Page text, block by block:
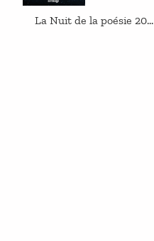
La Nuit de la poésie 2020+3